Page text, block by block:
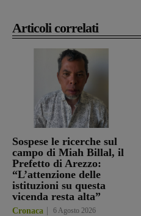
Articoli correlati
Sospese le ricerche sul
campo di Miah Billal, il
Prefetto di Arezzo:
“L’attenzione delle
istituzioni su questa
vicenda resta alta”
Cronaca 6 Agosto 2026